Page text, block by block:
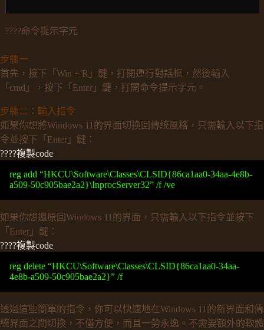
????命令提示字元
步驟一
首先，按下「Win + R」鍵，打開運行對話框，然後輸入
「cmd」，按下「Enter」鍵，打開命令提示字元。
步驟二：輸入指令
如果你想將Windows 11的界面切換回傳統風格，只需輸入以下指
令並按下「Enter」鍵：
????複製code
reg add “HKCU\Software\Classes\CLSID{86ca1aa0-34aa-4e8b-
a509-50c905bae2a2}\InprocServer32” /f /ve
如果你想還原回Windows 11的界面，只需輸入以下指令並按下
「Enter」鍵：
????複製code
reg delete “HKCU\Software\Classes\CLSID{86ca1aa0-34aa-
4e8b-a509-50c905bae2a2}” /f
透過這些簡單的指令，你可以快速地在Windows 11的新界面和傳
統界面之間切換，不僅方便，而且一勞永逸。不需要額外的軟體